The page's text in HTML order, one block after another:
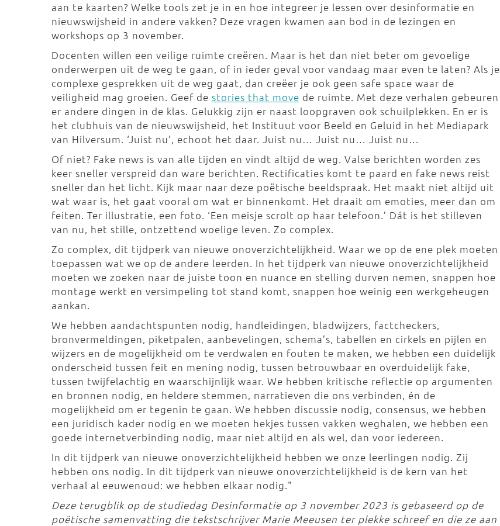
aan te kaarten? Welke tools zet je in en hoe integreer je lessen over desinformatie en
nieuwswijsheid in andere vakken? Deze vragen kwamen aan bod in de lezingen en
workshops op 3 november.
Docenten willen een veilige ruimte creëren. Maar is het dan niet beter om gevoelige
onderwerpen uit de weg te gaan, of in ieder geval voor vandaag maar even te laten? Als je
complexe gesprekken uit de weg gaat, dan creëer je ook geen safe space waar de
veiligheid mag groeien. Geef de stories that move de ruimte. Met deze verhalen gebeuren
er andere dingen in de klas. Gelukkig zijn er naast loopgraven ook schuilplekken. En er is
het clubhuis van de nieuwswijsheid, het Instituut voor Beeld en Geluid in het Mediapark
van Hilversum. ‘Juist nu’, echoot het daar. Juist nu… Juist nu… Juist nu…
Of niet? Fake news is van alle tijden en vindt altijd de weg. Valse berichten worden zes
keer sneller verspreid dan ware berichten. Rectificaties komt te paard en fake news reist
sneller dan het licht. Kijk maar naar deze poëtische beeldspraak. Het maakt niet altijd uit
wat waar is, het gaat vooral om wat er binnenkomt. Het draait om emoties, meer dan om
feiten. Ter illustratie, een foto. ‘Een meisje scrolt op haar telefoon.’ Dát is het stilleven
van nu, het stille, ontzettend woelige leven. Zo complex.
Zo complex, dit tijdperk van nieuwe onoverzichtelijkheid. Waar we op de ene plek moeten
toepassen wat we op de andere leerden. In het tijdperk van nieuwe onoverzichtelijkheid
moeten we zoeken naar de juiste toon en nuance en stelling durven nemen, snappen hoe
montage werkt en versimpeling tot stand komt, snappen hoe weinig een werkgeheugen
aankan.
We hebben aandachtspunten nodig, handleidingen, bladwijzers, factcheckers,
bronvermeldingen, piketpalen, aanbevelingen, schema’s, tabellen en cirkels en pijlen en
wijzers en de mogelijkheid om te verdwalen en fouten te maken, we hebben een duidelijk
onderscheid tussen feit en mening nodig, tussen betrouwbaar en overduidelijk fake,
tussen twijfelachtig en waarschijnlijk waar. We hebben kritische reflectie op argumenten
en bronnen nodig, en heldere stemmen, narratieven die ons verbinden, én de
mogelijkheid om er tegenin te gaan. We hebben discussie nodig, consensus, we hebben
een juridisch kader nodig en we moeten hekjes tussen vakken weghalen, we hebben een
goede internetverbinding nodig, maar niet altijd en als wel, dan voor iedereen.
In dit tijdperk van nieuwe onoverzichtelijkheid hebben we onze leerlingen nodig. Zij
hebben ons nodig. In dit tijdperk van nieuwe onoverzichtelijkheid is de kern van het
verhaal al eeuwenoud: we hebben elkaar nodig."
Deze terugblik op de studiedag Desinformatie op 3 november 2023 is gebaseerd op de
poëtische samenvatting die tekstschrijver Marie Meeusen ter plekke schreef en die ze aan